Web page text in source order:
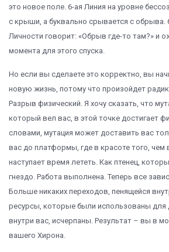
это новое поле. 6-ая Линия на уровне
с крыши, а буквально срывается с обрыва.
Личности говорит: «Обрыв где-то там?» и
момента для этого спуска.
Но если вы сделаете это корректно, вы
новую жизнь, потому что произойдет
Разрыв физический. Я хочу сказать, что
который вел вас, в этой точке достигает
словами, мутация может доставить вас
вас до платформы, где в красоте того, чем
наступает время лететь. Как птенец,
гнездо. Работа выполнена. Теперь все
Больше никаких переходов, пенящейся
ресурсы, которые были использованы для
внутри вас, исчерпаны. Результат – вы в
вашего Хирона.